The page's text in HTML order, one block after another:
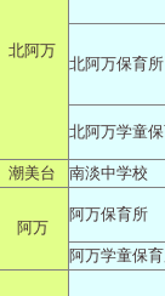
北阿万
北阿万保育所
北阿万学童
潮美台 南淡中学校
阿万
阿万保育所
阿万学童保